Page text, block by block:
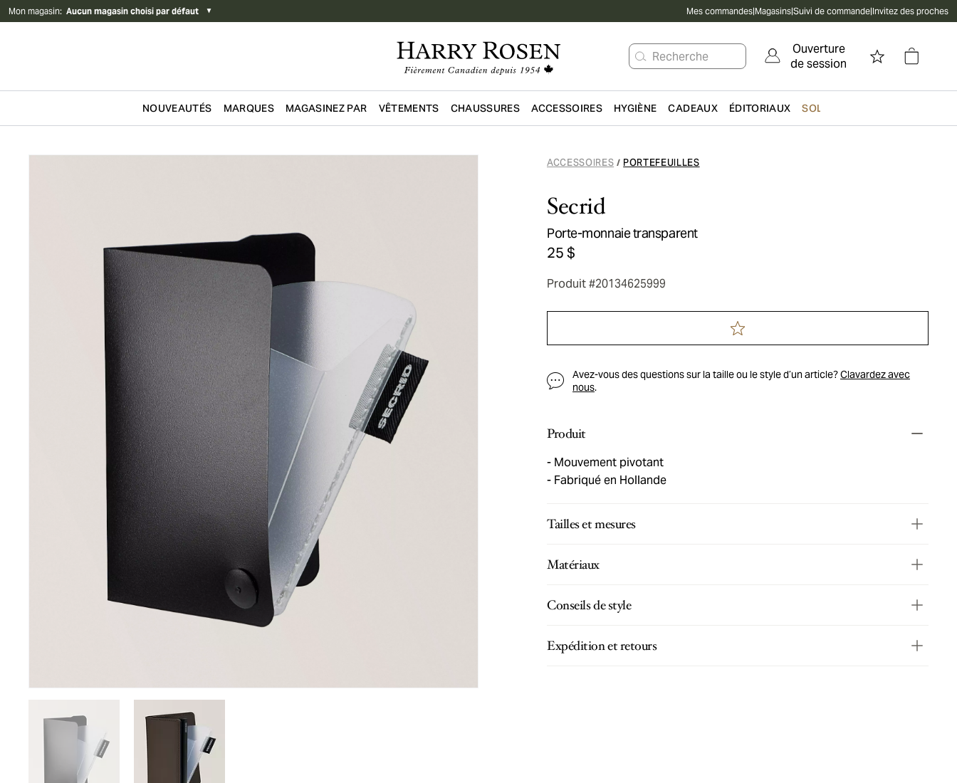
Mon magasin: Aucun magasin choisi par défaut ▼ Mes commandes|Magasins|Suivi de commande|Invitez des proches
Recherche
Ouverture
de session
Passer au contenu principal
NOUVEAUTÉS MARQUES MAGASINEZ PAR VÊTEMENTS CHAUSSURES ACCESSOIRES HYGIÈNE CADEAUX ÉDITORIAUX SOLDES
ACCESSOIRES / PORTEFEUILLES
Secrid
Porte-monnaie transparent
25 $
Produit #20134625999
Avez-vous des questions sur la taille ou le style d’un article?Clavardez avec
nous.
Produit
Mouvement pivotant
Fabriqué en Hollande
Tailles et mesures
Matériaux
Conseils de style
Expédition et retours